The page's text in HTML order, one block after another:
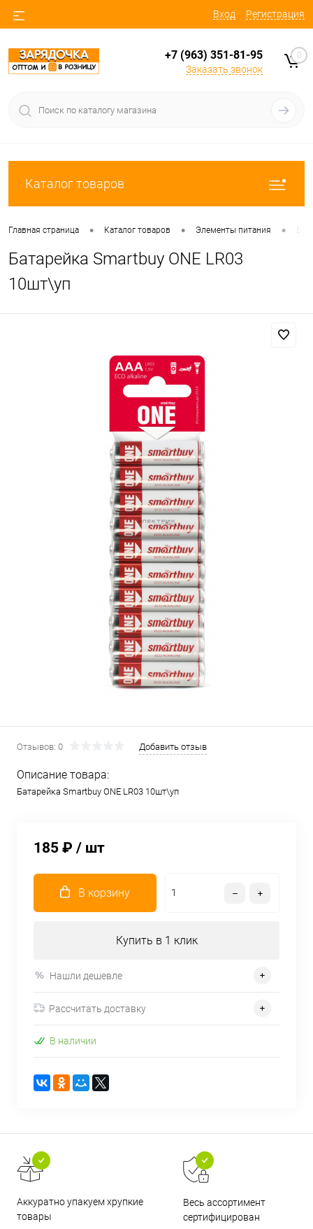
Вход Регистрация
+7 (963) 351-81-95
Заказать звонок
0
Каталог товаров
Главная страница • Каталог товаров • Элементы питания •
Батарейка Smartbuy ONE LR03
10шт\уп
Отзывов: 0 Добавить отзыв
Описание товара:
Батарейка Smartbuy ONE LR03 10шт\уп
185 ₽ / шт
В корзину
Купить в 1 клик
Нашли дешевле
Рассчитать доставку
В наличии
Аккуратно упакуем хрупкие
товары
Весь ассортимент
сертифицирован